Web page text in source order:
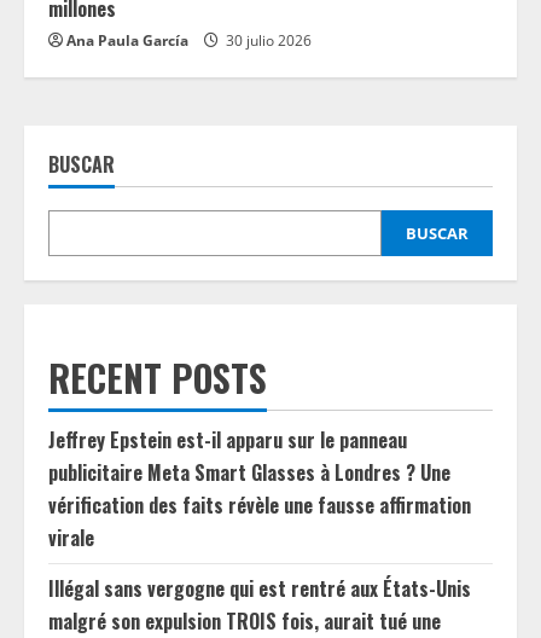
millones
Ana Paula García 30 julio 2026
BUSCAR
BUSCAR
RECENT POSTS
Jeffrey Epstein est-il apparu sur le panneau
publicitaire Meta Smart Glasses à Londres ? Une
vérification des faits révèle une fausse affirmation
virale
Illégal sans vergogne qui est rentré aux États-Unis
malgré son expulsion TROIS fois, aurait tué une